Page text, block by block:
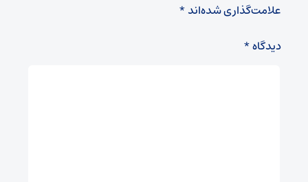
علامت‌گذاری شده‌اند*
دیدگاه*